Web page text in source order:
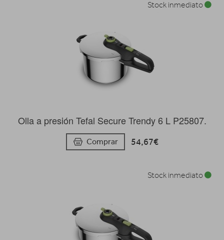
Olla a presión Tefal Secure Trendy 6 L P25807.
Comprar 54,67€
Stock inmediato
Stock inmediato